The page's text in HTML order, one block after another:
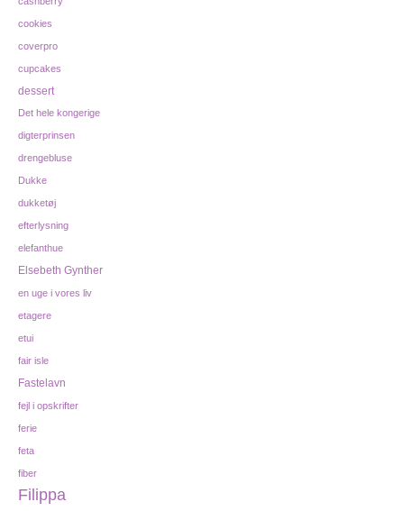
cookies
coverpro
cupcakes
dessert
Det hele kongerige
digterprinsen
drengebluse
Dukke
dukketøj
efterlysning
elefanthue
Elsebeth Gynther
en uge i vores liv
etagere
etui
fair isle
Fastelavn
fejl i opskrifter
ferie
feta
fiber
Filippa